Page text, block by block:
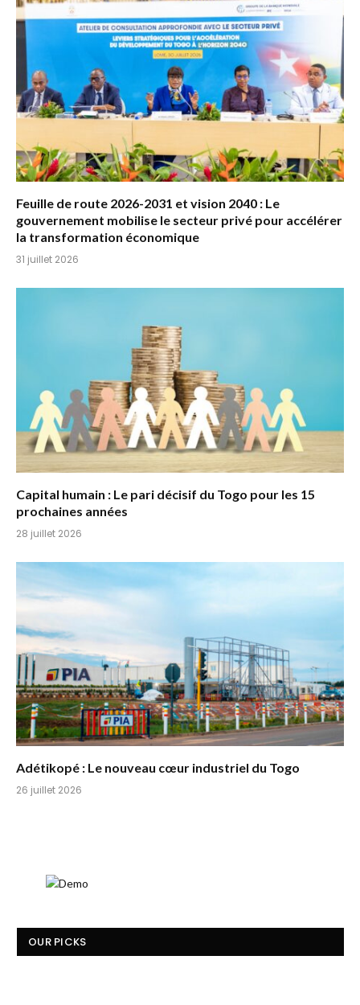
Feuille de route 2026-2031 et vision 2040 : Le
gouvernement mobilise le secteur privé pour accélérer
la transformation économique
31 juillet 2026
Capital humain : Le pari décisif du Togo pour les 15
prochaines années
28 juillet 2026
Adétikopé : Le nouveau cœur industriel du Togo
26 juillet 2026
OUR PICKS